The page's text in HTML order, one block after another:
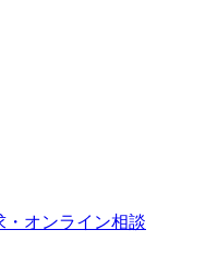
・オンライン相談